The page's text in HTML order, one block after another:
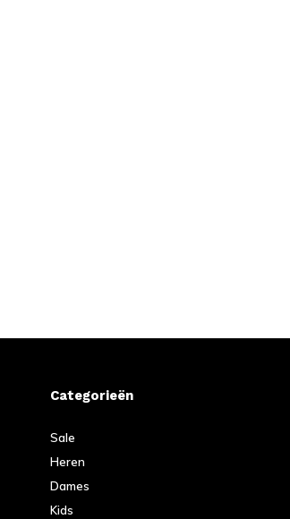
Categorieën
Sale
Heren
Dames
Kids